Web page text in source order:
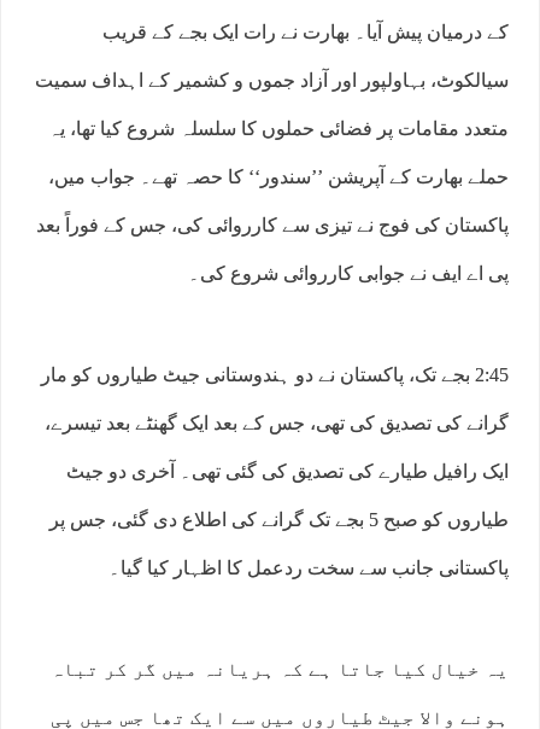
کے درمیان پیش آیا۔ بھارت نے رات ایک بجے کے قریب
سیالکوٹ، بہاولپور اور آزاد جموں و کشمیر کے اہداف سمیت
متعدد مقامات پر فضائی حملوں کا سلسلہ شروع کیا تھا، یہ
حملے بھارت کے آپریشن ’’سندور‘‘ کا حصہ تھے۔ جواب میں،
پاکستان کی فوج نے تیزی سے کارروائی کی، جس کے فوراً بعد
پی اے ایف نے جوابی کارروائی شروع کی۔
2:45 بجے تک، پاکستان نے دو ہندوستانی جیٹ طیاروں کو مار
گرانے کی تصدیق کی تھی، جس کے بعد ایک گھنٹے بعد تیسرے،
ایک رافیل طیارے کی تصدیق کی گئی تھی۔ آخری دو جیٹ
طیاروں کو صبح 5 بجے تک گرانے کی اطلاع دی گئی، جس پر
پاکستانی جانب سے سخت ردعمل کا اظہار کیا گیا۔
یہ خیال کیا جاتا ہے کہ ہریانہ میں گر کر تباہ
ہونے والا جیٹ طیاروں میں سے ایک تھا جس میں پی